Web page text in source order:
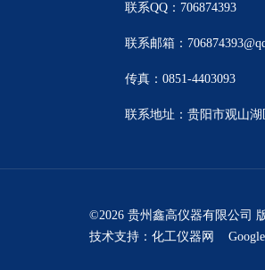
联系QQ：706874393
联系邮箱：
传真：0851-4403093
联系地址：贵阳市观山
©2026 贵州鑫高仪器有限公司
技术支持： 化工仪器网